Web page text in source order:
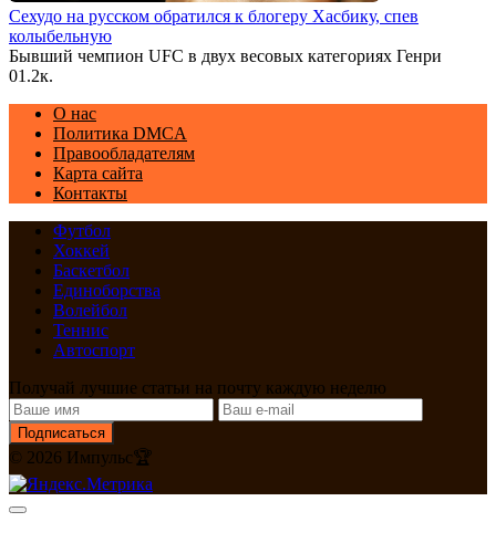
Сехудо на русском обратился к блогеру Хасбику, спев
колыбельную
Бывший чемпион UFC в двух весовых категориях Генри
01.2к.
О нас
Политика DMCA
Правообладателям
Карта сайта
Контакты
Футбол
Хоккей
Баскетбол
Единоборства
Волейбол
Теннис
Автоспорт
Получай лучшие статьи на почту каждую неделю
Подписаться
© 2026 Импульс🏆